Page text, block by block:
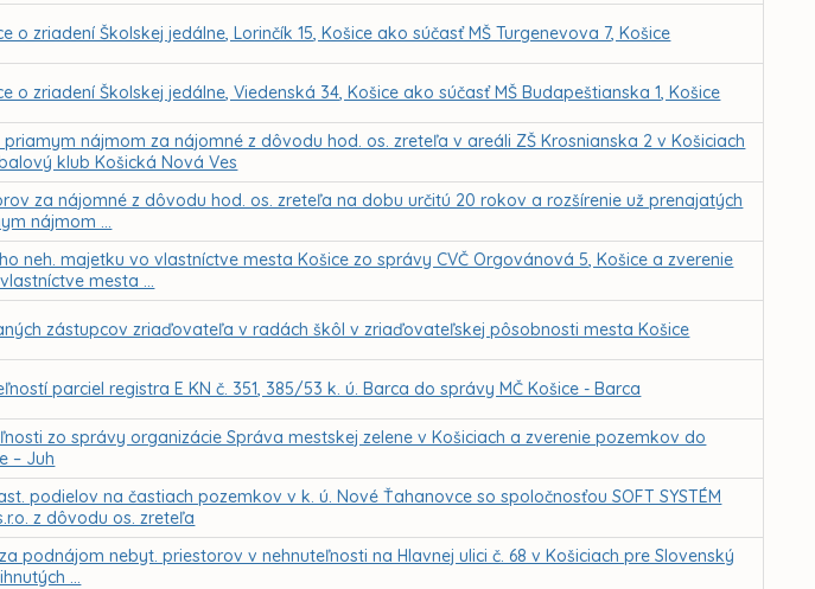
o zriadení Školskej jedálne, Lorinčík 15, Košice ako súčasť MŠ Turgenevova 7, Košice
o zriadení Školskej jedálne, Viedenská 34, Košice ako súčasť MŠ Budapeštianska 1, Košice
priamym nájmom za nájomné z dôvodu hod. os. zreteľa v areáli ZŠ Krosnianska 2 v Košiciach
klub Košická Nová Ves
za nájomné z dôvodu hod. os. zreteľa na dobu určitú 20 rokov a rozšírenie už prenajatých
nájmom ...
neh. majetku vo vlastníctve mesta Košice zo správy CVČ Orgovánová 5, Košice a zverenie
mesta ...
zástupcov zriaďovateľa v radách škôl v zriaďovateľskej pôsobnosti mesta Košice
parciel registra E KN č. 351, 385/53 k. ú. Barca do správy MČ Košice - Barca
zo správy organizácie Správa mestskej zelene v Košiciach a zverenie pozemkov do
– Juh
podielov na častiach pozemkov v k. ú. Nové Ťahanovce so spoločnosťou SOFT SYSTÉM
z dôvodu os. zreteľa
podnájom nebyt. priestorov v nehnuteľnosti na Hlavnej ulici č. 68 v Košiciach pre Slovenský
...